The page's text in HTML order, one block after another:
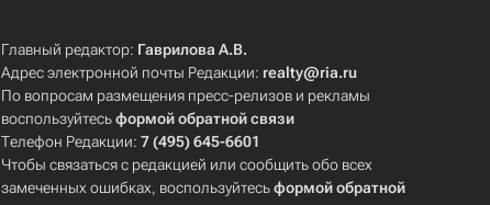
Главный редактор: Гаврилова А.В.
Адрес электронной почты Редакции: realty@ria.ru
По вопросам размещения пресс-релизов и рекламы
воспользуйтесьформой обратной связи
Телефон Редакции:7 (495) 645-6601
Чтобы связаться с редакцией или сообщить обо всех
замеченных ошибках, воспользуйтесьформой обратной